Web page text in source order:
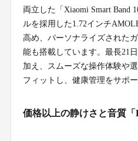
両立した「Xiaomi Smart Band
ルを採用した1.72インチ
高め、パーソナライズされた
能も搭載しています。最長21
加え、スムーズな操作体験や
フィットし、健康管理をサポー
価格以上の静けさと音質「